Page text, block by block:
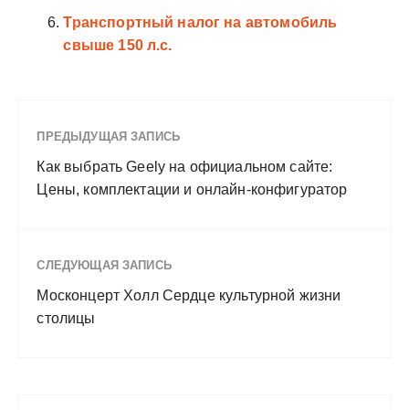
Транспортный налог на автомобиль
свыше 150 л.с.
ПРЕДЫДУЩАЯ ЗАПИСЬ
Как выбрать Geely на официальном сайте:
Цены, комплектации и онлайн-конфигуратор
СЛЕДУЮЩАЯ ЗАПИСЬ
Москонцерт Холл Сердце культурной жизни
столицы